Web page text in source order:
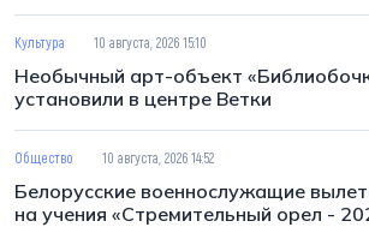
Культура 10 августа, 2026 15:10
Необычный арт-объект
установили в центре Ветки
Общество 10 августа, 2026 14:52
Белорусские военнослужащие
на учения «Стремительный орел -